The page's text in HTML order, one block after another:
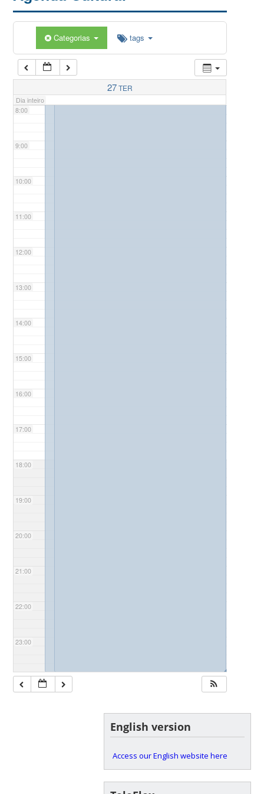
Categorias tags
27TER
Dia inteiro
5:00
7:00
8:00
9:00
10:00
11:00
12:00
13:00
14:00
15:00
16:00
17:00
18:00
19:00
20:00
21:00
22:00
23:00
◢◢
English version
Access our English website here